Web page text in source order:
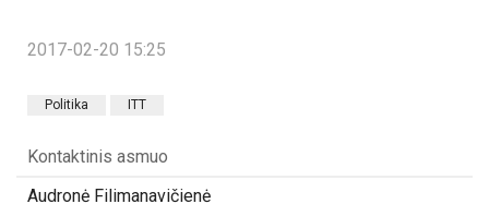
2017-02-20 15:25
Politika ITT
Kontaktinis asmuo
Audronė Filimanavičienė